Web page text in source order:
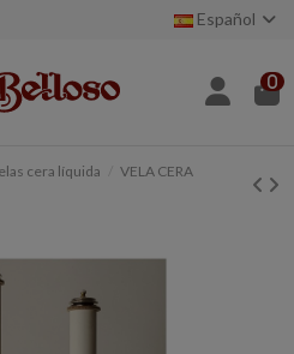
Español
0
cera líquida
VELA CERA